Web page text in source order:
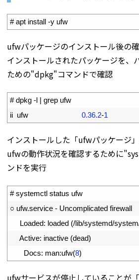
# apt install -y ufw
ufwパッケージのインストール後の
インストールされたパッケージを、
ための"dpkg"コマンドで確認
# dpkg -l | grep ufw
ii ufw 0.36.2-1
インストールした「ufwパッケージ
ufwの動作状況を確認するために
ンドを実行
# systemctl status ufw
○ ufw.service - Uncomplicated firewall
Loaded: loaded (/lib/systemd/system
Active: inactive (dead)
Docs: man:ufw(8)